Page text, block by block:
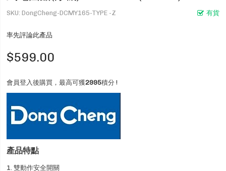
有貨
SKU DongCheng-DCMY165-TYPE -Z
率先評論此產品
$599.00
會員登入後購買，最高可獲2995積分 !
產品特點
1. 雙動作安全開關